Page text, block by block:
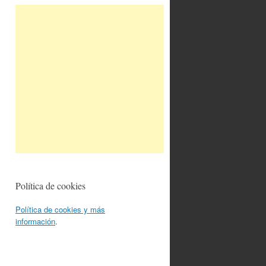
Política de cookies
Política de cookies y más
información.